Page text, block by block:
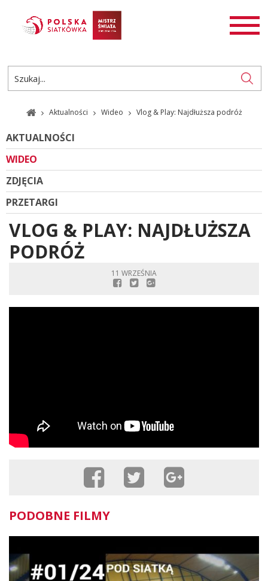
AKTUALNOŚCI
ROZGRYWKI
PL
EN
Aktualności Wideo Vlog & Play: Najdłuższa podróż
AKTUALNOŚCI
WIDEO
ZDJĘCIA
PRZETARGI
VLOG & PLAY: NAJDŁUŻSZA
PODRÓŻ
11 WRZEŚNIA
PODOBNE FILMY